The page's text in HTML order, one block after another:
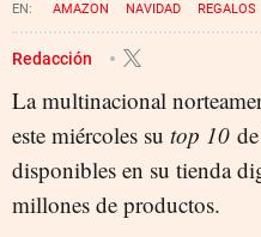
AMAZON NAVIDAD REGALOS
Redacción
La multinacional
este miércoles su top 10
disponibles en su tienda
millones de productos.